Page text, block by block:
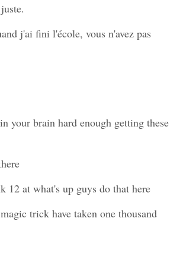
j'ai fini l'école, vous n'avez pas
your brain hard enough getting these
12 at what's up guys do that here
trick have taken one thousand